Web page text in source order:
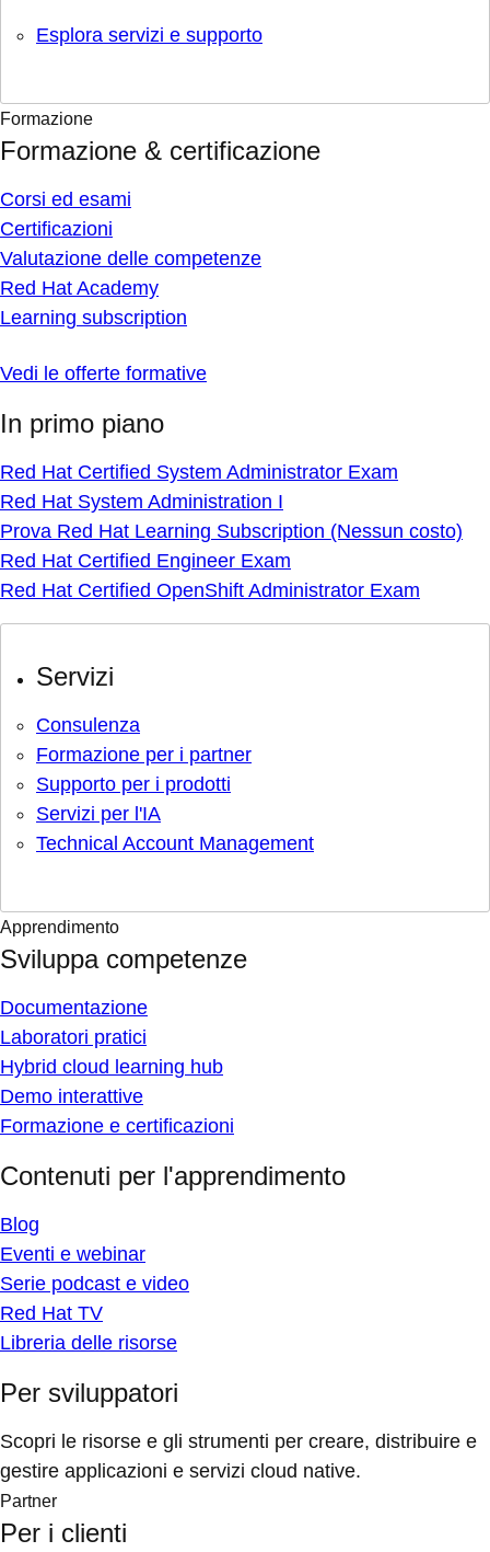
Esplora servizi e supporto
Formazione
Formazione & certificazione
Corsi ed esami
Certificazioni
Valutazione delle competenze
Red Hat Academy
Learning subscription
Vedi le offerte formative
In primo piano
Red Hat Certified System Administrator Exam
Red Hat System Administration I
Prova Red Hat Learning Subscription (Nessun costo)
Red Hat Certified Engineer Exam
Red Hat Certified OpenShift Administrator Exam
Servizi
Consulenza
Formazione per i partner
Supporto per i prodotti
Servizi per l'IA
Technical Account Management
Apprendimento
Sviluppa competenze
Documentazione
Laboratori pratici
Hybrid cloud learning hub
Demo interattive
Formazione e certificazioni
Contenuti per l'apprendimento
Blog
Eventi e webinar
Serie podcast e video
Red Hat TV
Libreria delle risorse
Per sviluppatori
Scopri le risorse e gli strumenti per creare, distribuire e
gestire applicazioni e servizi cloud native.
Partner
Per i clienti